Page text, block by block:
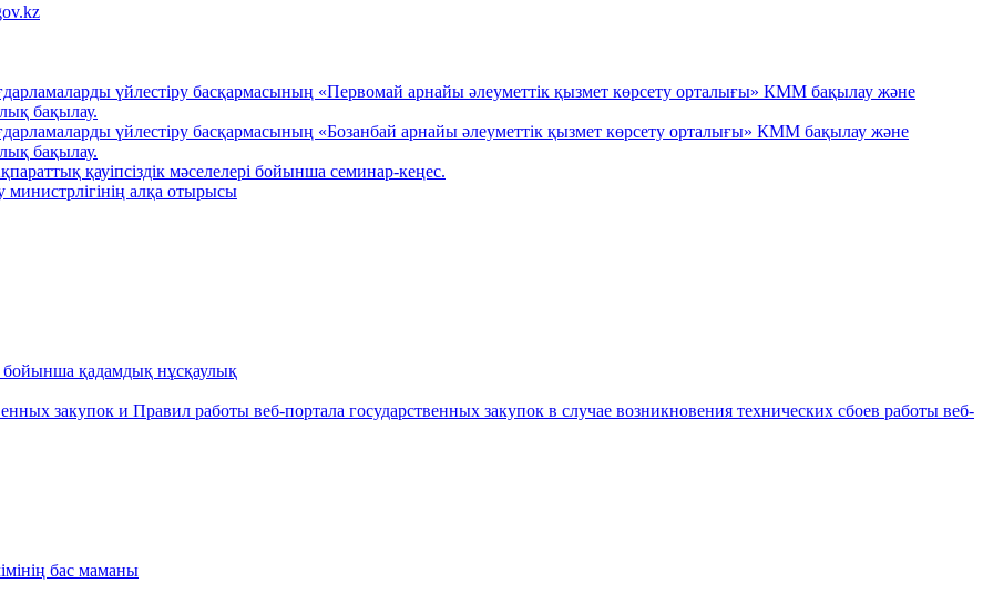
үйлестіру басқармасының «Первомай арнайы әлеуметтік қызмет көрсету орталығы» КММ бақылау және
бақылау.
үйлестіру басқармасының «Бозанбай арнайы әлеуметтік қызмет көрсету орталығы» КММ бақылау және
бақылау.
қауіпсіздік мәселелері бойынша семинар-кеңес.
министрлігінің алқа отырысы
бойынша қадамдық нұсқаулық
закупок и Правил работы веб-портала государственных закупок в случае возникновения технических сбоев работы веб-
бас маманы